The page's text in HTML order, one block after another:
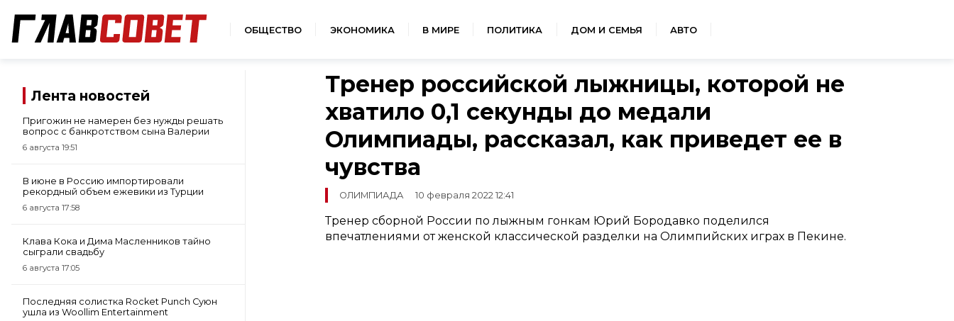
ОБЩЕСТВО ЭКОНОМИКА В МИРЕ ПОЛИТИКА ДОМ И СЕМЬЯ АВТО
Лента новостей
Пригожин не намерен без нужды решать
вопрос с банкротством сына Валерии
6 августа 19:51
В июне в Россию импортировали
рекордный объем ежевики из Турции
6 августа 17:58
Клава Кока и Дима Масленников тайно
сыграли свадьбу
6 августа 17:05
Последняя солистка Rocket Punch Суюн
ушла из Woollim Entertainment
Тренер российской лыжницы, которой не
хватило 0,1 секунды до медали
Олимпиады, рассказал, как приведет ее в
чувства
ОЛИМПИАДА 10 февраля 2022 12:41
Тренер сборной России по лыжным гонкам Юрий Бородавко поделился
впечатлениями от женской классической разделки на Олимпийских играх в Пекине.